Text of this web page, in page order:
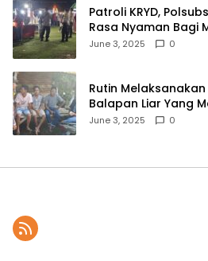
Patroli KRYD,
Rasa Nyaman Bagi
Antisipasi Aksi
June 3, 2025 0
Rutin
Balapan Liar Yang
Masyarakat, Polsek
June 3, 2025 0